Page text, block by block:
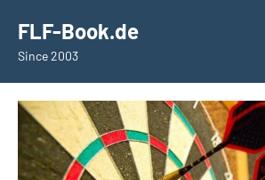
springen
Inhalt
springen
FLF-Book.de
Since 2003